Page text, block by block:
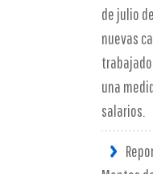
de julio
nuevas
una
salarios.